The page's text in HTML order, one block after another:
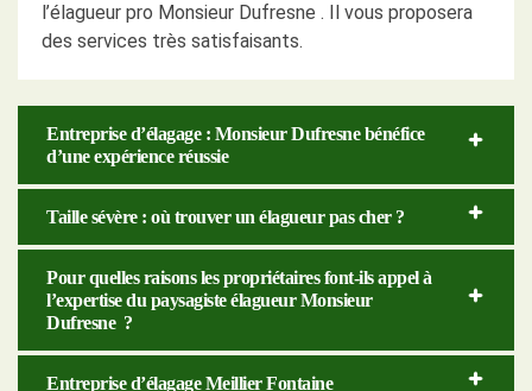
l’élagueur pro Monsieur Dufresne . Il vous proposera
des services très satisfaisants.
Entreprise d’élagage : Monsieur Dufresne bénéfice
d’une expérience réussie
Taille sévère : où trouver un élagueur pas cher ?
Pour quelles raisons les propriétaires font-ils appel à
l’expertise du paysagiste élagueur Monsieur
Dufresne ?
Entreprise d’élagage Meillier Fontaine